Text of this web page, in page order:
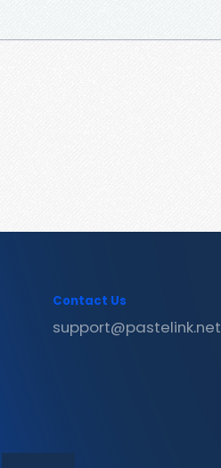
Contact Us
support@pastelink.net